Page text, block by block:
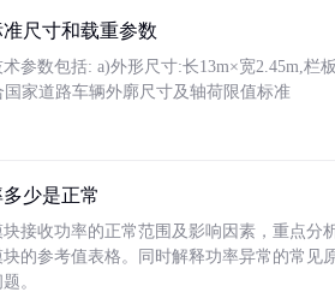
尺寸和载重参数
参数包括: a)外形尺寸:长13m×宽2.45m,栏
国家道路车辆外廓尺寸及轴荷限值标准
少是正常
接收功率的正常范围及影响因素，重点分
的参考值表格。同时解释功率异常的常
。